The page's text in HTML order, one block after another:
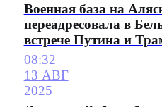
Военная база на
переадресовала в
встрече Путина и
08:32
13 АВГ
2025